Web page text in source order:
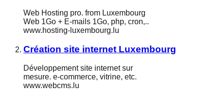
Web Hosting pro. from Luxembourg
Web 1Go + E-mails 1Go, php, cron,..
www.hosting-luxembourg.lu
Création site internet Luxembourg
Développement site internet sur
mesure. e-commerce, vitrine, etc.
www.webcms.lu